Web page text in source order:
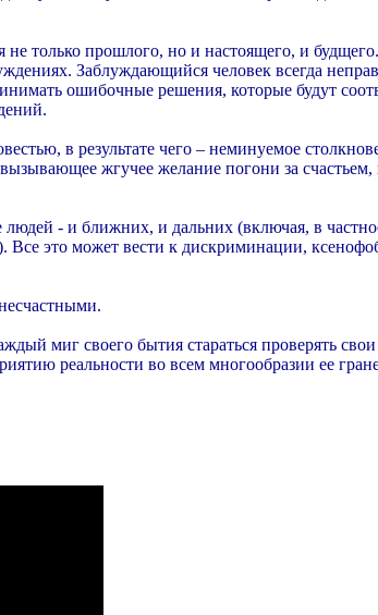
только прошлого, но и настоящего, и
Заблуждающийся человек всегда
ошибочные решения, которые будут
в результате чего – неминуемое
жгучее желание погони за
- и ближних, и дальних (включая, в
это может вести к дискриминации,
миг своего бытия стараться проверять
реальности во всем многообразии ее